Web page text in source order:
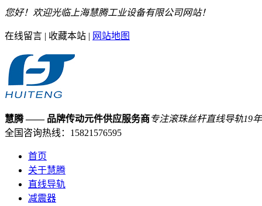
您好！欢迎光临上海慧腾工业设备有限公司网站！
在线留言 | 收藏本站 | 网站地图
慧腾—— 品牌传动元件供应服务商专注滚珠丝杆直线导轨19年
全国咨询热线： 15821576595
首页
关于慧腾
直线导轨
减震器